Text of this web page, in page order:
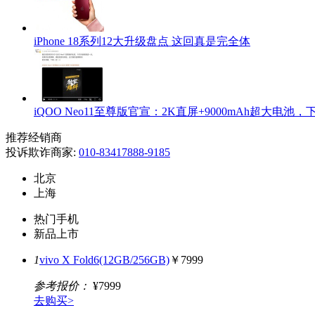
iPhone 18系列12大升级盘点 这回真是完全体
iQOO Neo11至尊版官宣：2K直屏+9000mAh超大电池，
推荐经销商
投诉欺诈商家: 010-83417888-9185
北京
上海
热门手机
新品上市
1vivo X Fold6(12GB/256GB) ￥7999
参考报价： ¥7999
去购买>